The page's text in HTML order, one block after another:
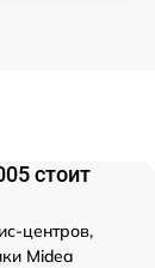
стоит
центров,
Midea